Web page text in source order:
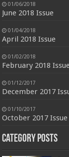
01/06/2018
June 2018 Issue
01/04/2018
April 2018 Issue
01/02/2018
February 2018
01/12/2017
December 2017
01/10/2017
October 2017 Issue
Category Posts